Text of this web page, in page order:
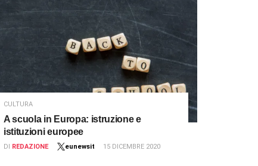
CULTURA
A scuola in Europa: istruzione e
istituzioni europee
DI REDAZIONE eunewsit 15 DICEMBRE 2020